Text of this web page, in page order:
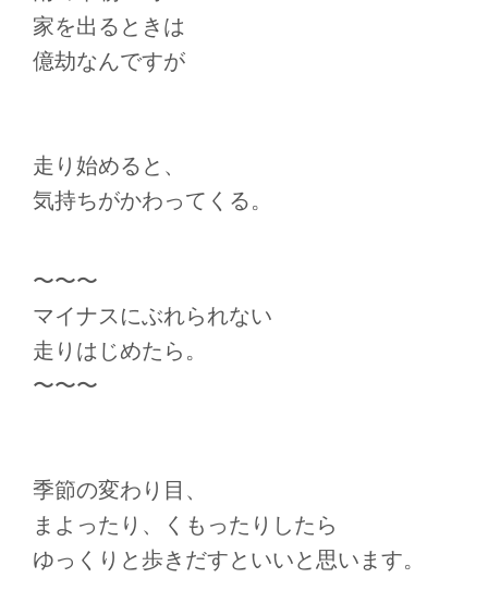
家を出るときは
億劫なんですが
走り始めると、
気持ちがかわってくる。
〜〜〜
マイナスにぶれられない
走りはじめたら。
〜〜〜
季節の変わり目、
まよったり、くもったりしたら
ゆっくりと歩きだすといいと思います。